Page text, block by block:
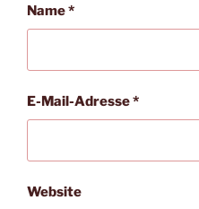
Name*
E-Mail-Adresse*
Website